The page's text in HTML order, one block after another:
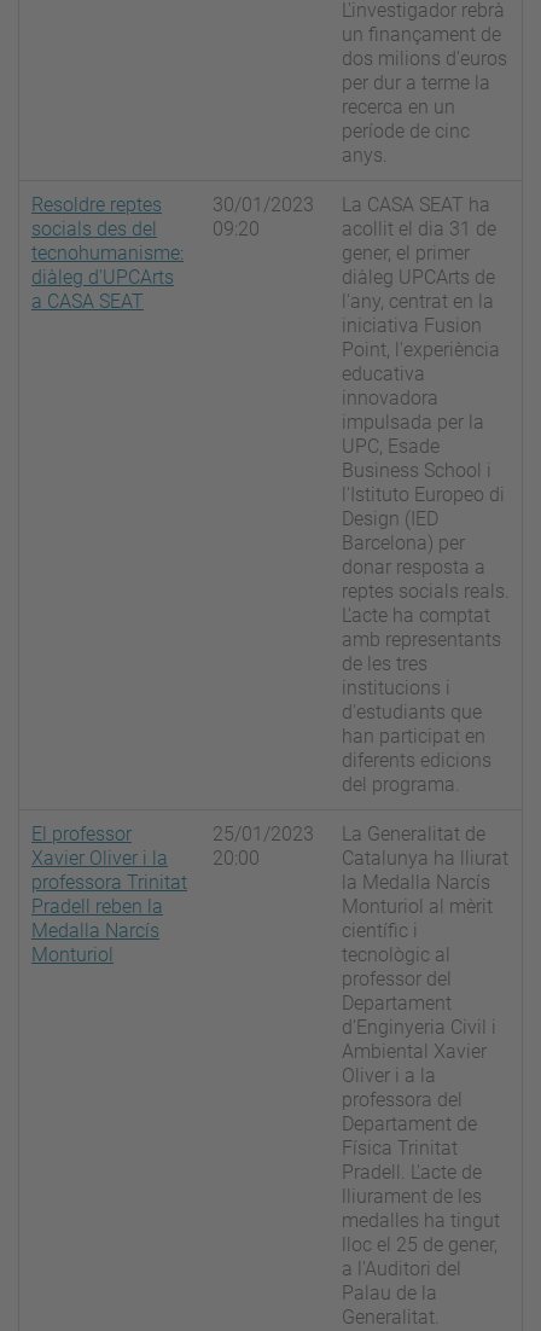
L'investigador rebrà
un finançament de
dos milions d'euros
per dur a terme la
recerca en un
període de cinc
anys.
Resoldre reptes
socials des del
tecnohumanisme:
diàleg d'UPCArts
a CASA SEAT
30/01/2023
09:20
La CASA SEAT ha
acollit el dia 31 de
gener, el primer
diàleg UPCArts de
l'any, centrat en la
iniciativa Fusion
Point, l'experiència
educativa
innovadora
impulsada per la
UPC, Esade
Business School i
l'Istituto Europeo di
Design (IED
Barcelona) per
donar resposta a
reptes socials reals.
L'acte ha comptat
amb representants
de les tres
institucions i
d'estudiants que
han participat en
diferents edicions
del programa.
El professor
Xavier Oliver i la
professora Trinitat
Pradell reben la
Medalla Narcís
Monturiol
25/01/2023
20:00
La Generalitat de
Catalunya ha lliurat
la Medalla Narcís
Monturiol al mèrit
científic i
tecnològic al
professor del
Departament
d'Enginyeria Civil i
Ambiental Xavier
Oliver i a la
professora del
Departament de
Física Trinitat
Pradell. L'acte de
lliurament de les
medalles ha tingut
lloc el 25 de gener,
a l'Auditori del
Palau de la
Generalitat.